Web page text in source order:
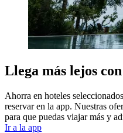
Llega más lejos
Ahorra en hoteles
reservar en la app. Nuestras
para que puedas viajar más y
Ir a la app